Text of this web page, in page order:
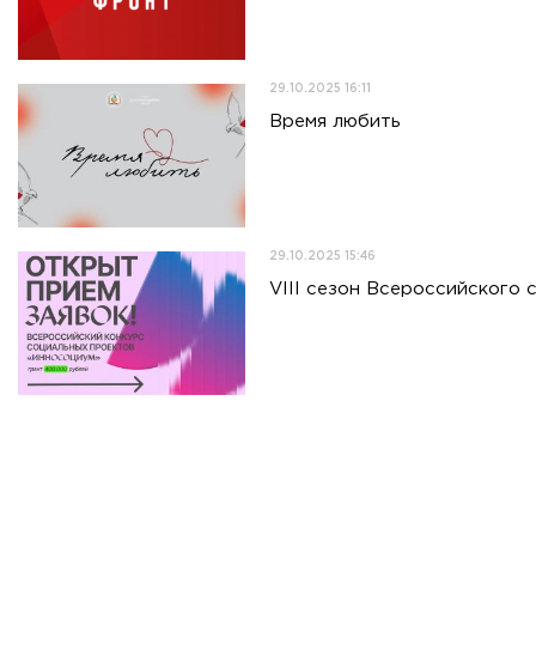
29.10.2025 16:11
Время любить
29.10.2025 15:46
VIII сезон Всероссийского